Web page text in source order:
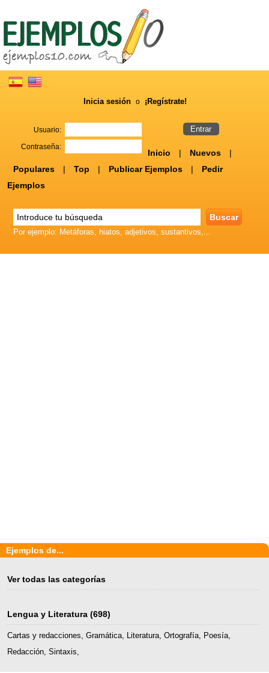
Inicia sesión o ¡Regístrate!
Usuario:
Contraseña:
Inicio | Nuevos
|
Populares
| Top | Publicar Ejemplos |
Pedir
Ejemplos
Por ejemplo: Metáforas, hiatos, adjetivos, sustantivos,...
Ejemplos de...
Ver todas las categorías
Lengua y Literatura (698)
Cartas y redacciones, Gramática, Literatura, Ortografía, Poesía,
Redacción, Sintaxis,